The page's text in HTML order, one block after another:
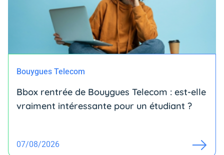
Bouygues Telecom
Bbox rentrée de Bouygues Telecom : est-elle
vraiment intéressante pour un étudiant ?
07/08/2026